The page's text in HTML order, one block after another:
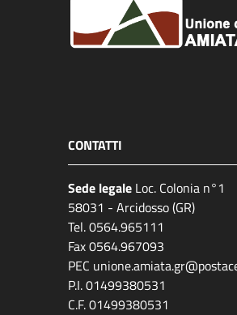
CONTATTI
Sede legale Loc. Colonia n°1
58031 - Arcidosso (GR)
Tel. 0564.965111
Fax 0564.967093
PEC
P.I. 01499380531
C.F. 01499380531